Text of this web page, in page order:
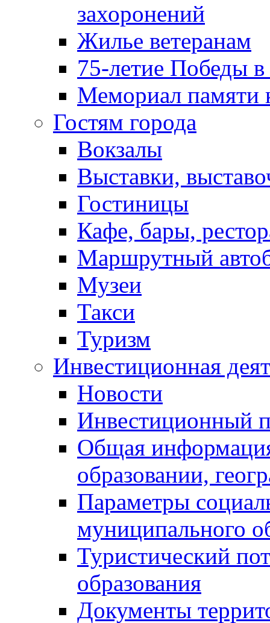
захоронений
Жилье ветеранам
75-летие Победы
Мемориал памяти
Гостям города
Вокзалы
Выставки,
Гостиницы
Кафе, бары,
Маршрутный
Музеи
Такси
Туризм
Инвестиционная
Новости
Инвестиционный
Общая
образовании,
Параметры
муниципального
Туристический
образования
Документы